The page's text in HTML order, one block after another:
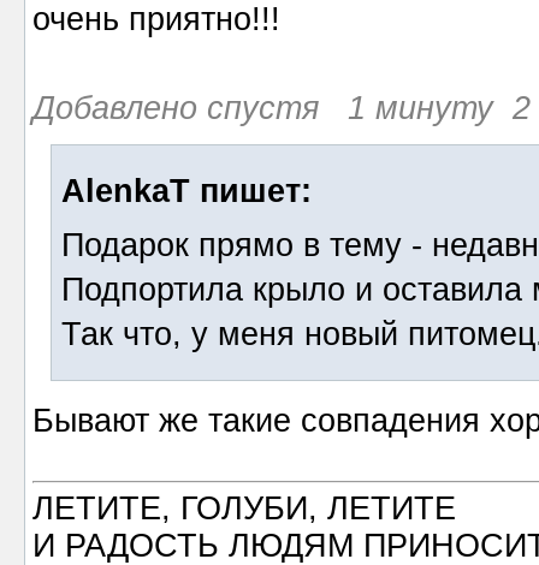
очень приятно!!!
Добавлено спустя 1 минуту 2
AlenkaT пишет:
Подарок прямо в тему -
Подпортила крыло и
Так что, у меня новый
Бывают же такие совпадения
ЛЕТИТЕ, ГОЛУБИ, ЛЕТИТЕ
И РАДОСТЬ ЛЮДЯМ